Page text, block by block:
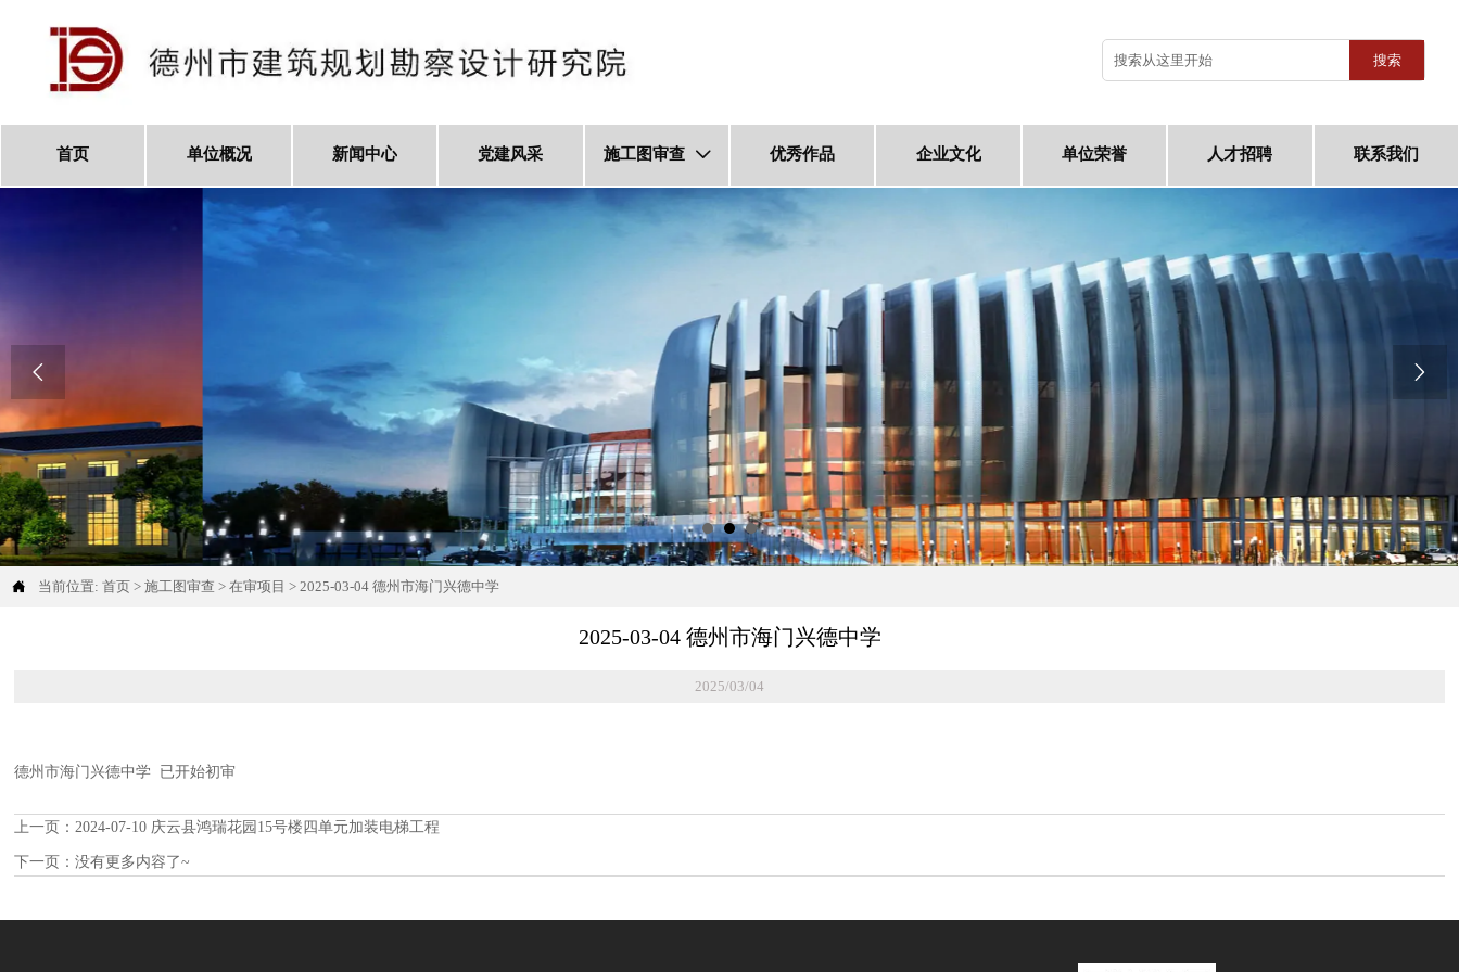
搜索
首页 单位概况 新闻中心 党建风采 施工图审查  优秀作品 企业文化 单位荣誉 人才招聘 联系我们
 
 当前位置: 首页 > 施工图审查 > 在审项目 > 2025-03-04 德州市海门兴德中学
2025-03-04 德州市海门兴德中学
2025/03/04
德州市海门兴德中学 已开始初审
上一页：2024-07-10 庆云县鸿瑞花园15号楼四单元加装电梯工程
下一页：没有更多内容了~